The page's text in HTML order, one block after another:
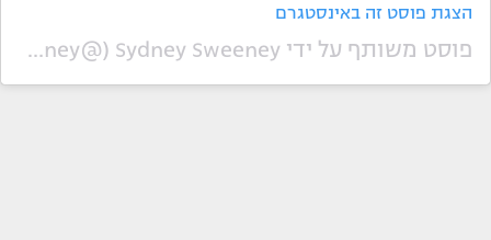
הצגת פוסט זה באינסטגרם
פוסט משותף על ידי ‏‎Sydney Sweeney‎‏ (@‏‎sydney_sweeney‎‏)